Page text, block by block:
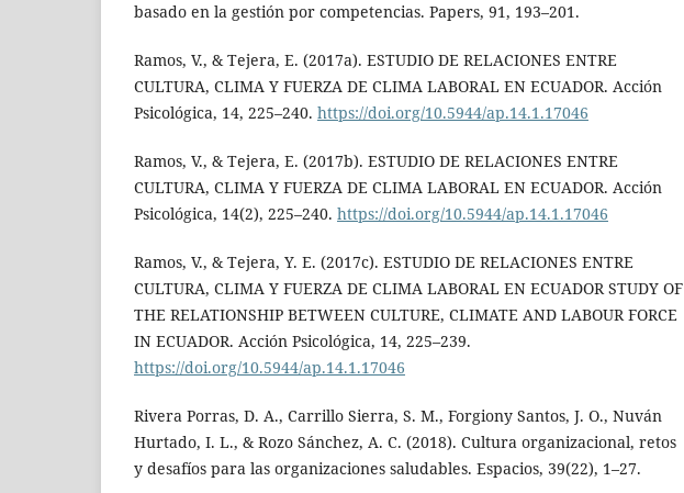
basado en la gestión por competencias. Papers, 91, 193–201.
Ramos, V., & Tejera, E. (2017a). ESTUDIO DE RELACIONES ENTRE
CULTURA, CLIMA Y FUERZA DE CLIMA LABORAL EN ECUADOR. Acción
Psicológica, 14, 225–240. https://doi.org/10.5944/ap.14.1.17046
Ramos, V., & Tejera, E. (2017b). ESTUDIO DE RELACIONES ENTRE
CULTURA, CLIMA Y FUERZA DE CLIMA LABORAL EN ECUADOR. Acción
Psicológica, 14(2), 225–240. https://doi.org/10.5944/ap.14.1.17046
Ramos, V., & Tejera, Y. E. (2017c). ESTUDIO DE RELACIONES ENTRE
CULTURA, CLIMA Y FUERZA DE CLIMA LABORAL EN ECUADOR STUDY OF
THE RELATIONSHIP BETWEEN CULTURE, CLIMATE AND LABOUR FORCE
IN ECUADOR. Acción Psicológica, 14, 225–239.
https://doi.org/10.5944/ap.14.1.17046
Rivera Porras, D. A., Carrillo Sierra, S. M., Forgiony Santos, J. O., Nuván
Hurtado, I. L., & Rozo Sánchez, A. C. (2018). Cultura organizacional, retos
y desafíos para las organizaciones saludables. Espacios, 39(22), 1–27.